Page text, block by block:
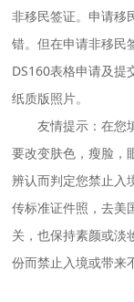
非移民签证。申请移
错。但在申请非移民
DS160表格申请及提
纸质版照片。
友情提示：在您填
要改变肤色，瘦脸，
辨认而判定您禁止入
传标准证件照，去美
关，也保持素颜或淡
份而禁止入境或带来